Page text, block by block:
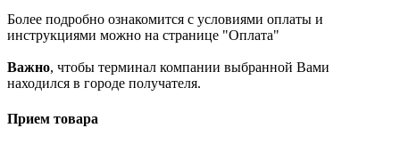
Более подробно ознакомится с условиями оплаты и
инструкциями можно на странице "Оплата"
Важно, чтобы терминал компании выбранной Вами
находился в городе получателя.
Прием товара